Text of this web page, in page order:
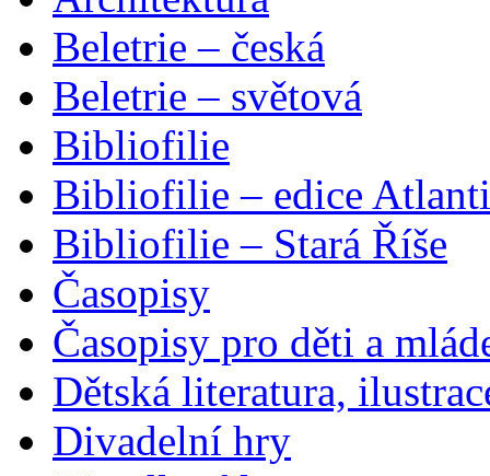
Beletrie – česká
Beletrie – světová
Bibliofilie
Bibliofilie – edice
Bibliofilie – Stará Říše
Časopisy
Časopisy pro děti a
Dětská literatura,
Divadelní hry